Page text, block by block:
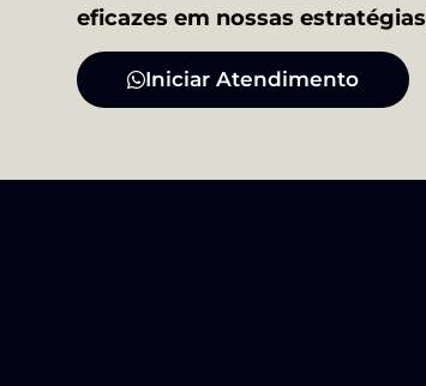
eficazes em nossas estratégias
Iniciar Atendimento